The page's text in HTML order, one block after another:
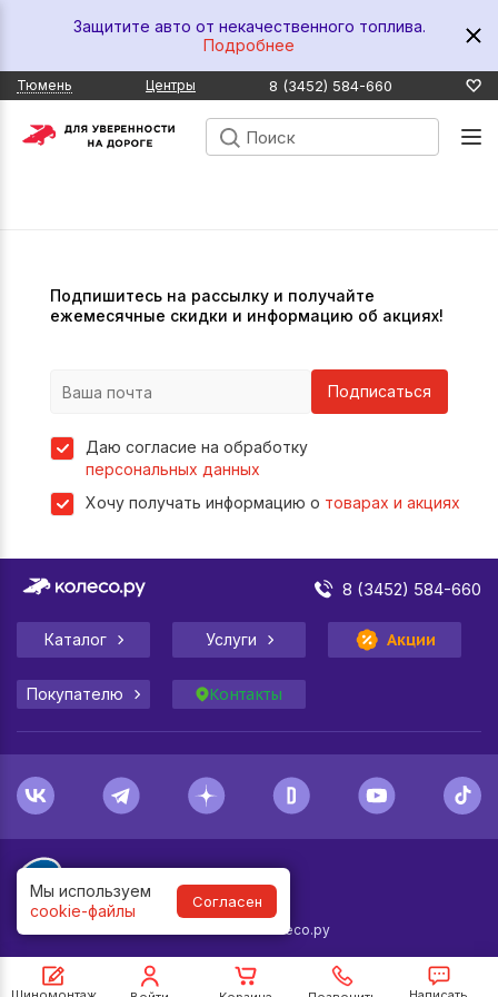
Мы используем
cookie-файлы
Согласен
Защитите авто от некачественного топлива.
Подробнее
Тюмень Центры 8 (3452) 584-660
Подпишитесь на рассылку и получайте
ежемесячные скидки и информацию об акциях!
Подписаться
Даю согласие на обработку
персональных данных
Хочу получать информацию о товарах и акциях
8 (3452) 584-660
Каталог Услуги Акции
Покупателю Контакты
© Колесо.ру